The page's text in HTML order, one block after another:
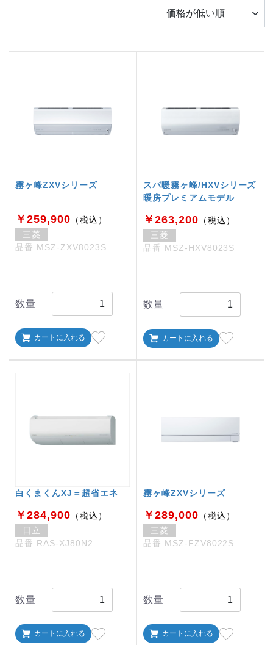
霧ヶ峰ZXVシリーズ
￥259,900 （税込）
三菱
品番 MSZ-ZXV8023S
数量
カートに入れる
スバ暖霧ヶ峰/HXVシリーズ
暖房プレミアムモデル
￥263,200 （税込）
三菱
品番 MSZ-HXV8023S
数量
カートに入れる
白くまくんXJ＝超省エネ
￥284,900 （税込）
日立
品番 RAS-XJ80N2
数量
カートに入れる
霧ヶ峰ZXVシリーズ
￥289,000 （税込）
三菱
品番 MSZ-FZV8022S
数量
カートに入れる